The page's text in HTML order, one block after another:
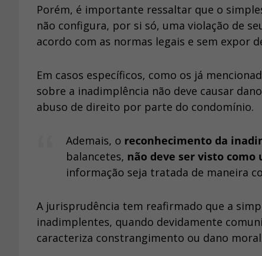
Porém, é importante ressaltar que o
não configura, por si só, uma violação de
acordo com as normas legais e sem expor
Em casos específicos, como os já
sobre a inadimplência não deve causar
abuso de direito por parte do condomínio.
Ademais, o reconhecimento da
balancetes, não deve ser visto
informação seja tratada de maneira
A jurisprudência tem reafirmado que a
inadimplentes, quando devidamente
caracteriza constrangimento ou dano